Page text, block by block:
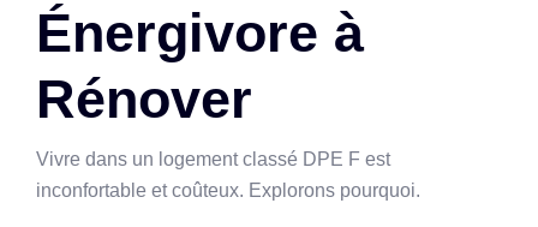
Énergivore à
Rénover
Vivre dans un logement classé DPE F est
inconfortable et coûteux. Explorons pourquoi.